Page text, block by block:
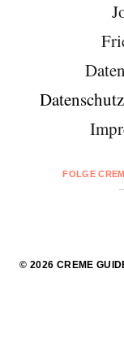
FOLGE
© 2026 CREME